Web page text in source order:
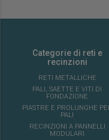
Categorie di reti e
recinzioni
RETI METALLICHE
PALI, SAETTE E VITI DI
FONDAZIONE
PIASTRE E PROLUNGHE
PALI
RECINZIONI A PANNELLI
MODULARI